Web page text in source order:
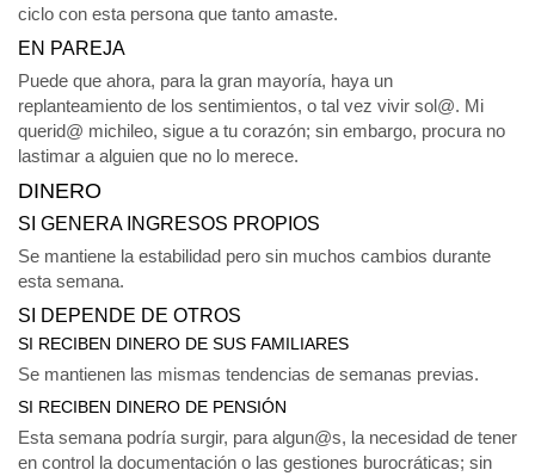
ciclo con esta persona que tanto amaste.
EN PAREJA
Puede que ahora, para la gran mayoría, haya un
replanteamiento de los sentimientos, o tal vez vivir sol@. Mi
querid@ michileo, sigue a tu corazón; sin embargo, procura no
lastimar a alguien que no lo merece.
DINERO
SI GENERA INGRESOS PROPIOS
Se mantiene la estabilidad pero sin muchos cambios durante
esta semana.
SI DEPENDE DE OTROS
SI RECIBEN DINERO DE SUS FAMILIARES
Se mantienen las mismas tendencias de semanas previas.
SI RECIBEN DINERO DE PENSIÓN
Esta semana podría surgir, para algun@s, la necesidad de tener
en control la documentación o las gestiones burocráticas; sin